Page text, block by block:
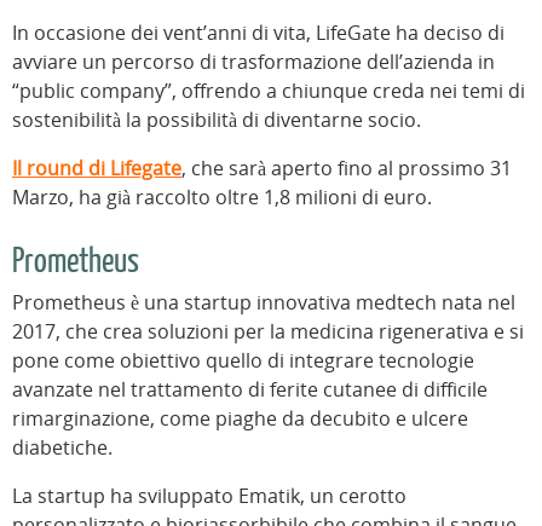
In occasione dei vent’anni di vita, LifeGate ha deciso di
avviare un percorso di trasformazione dell’azienda in
“public company”, offrendo a chiunque creda nei temi di
sostenibilità la possibilità di diventarne socio.
Il round di Lifegate, che sarà aperto fino al prossimo 31
Marzo, ha già raccolto oltre 1,8 milioni di euro.
Prometheus
Prometheus è una startup innovativa medtech nata nel
2017, che crea soluzioni per la medicina rigenerativa e si
pone come obiettivo quello di integrare tecnologie
avanzate nel trattamento di ferite cutanee di difficile
rimarginazione, come piaghe da decubito e ulcere
diabetiche.
La startup ha sviluppato Ematik, un cerotto